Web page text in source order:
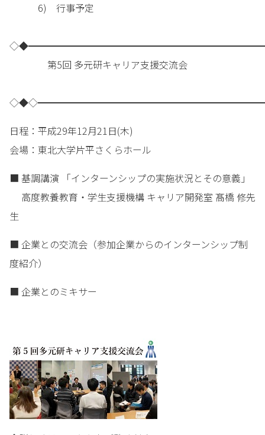
6) 行事予定
第5回 多元研キャリア支援交流会
日程：平成29年12月21日(木)
会場：東北大学片平さくらホール
■ 基調講演 「インターンシップの実施状況とその意義」
高度教養教育・学生支援機構 キャリア開発室 髙橋 修先
生
■ 企業との交流会（参加企業からのインターンシップ制
度紹介）
■ 企業とのミキサー